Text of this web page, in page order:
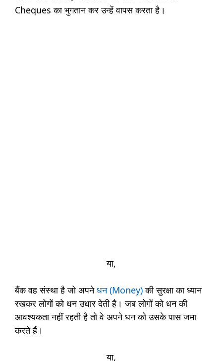
Cheques का भुगतान कर उन्हें वापस करता है।
या,
बैंक वह संस्था है जो अपनेधन (Money)की सुरक्षा का ध्यान
रखकर लोगों को धन उधार देती है। जब लोगों को धन की
आवश्यकता नहीं रहती है तो वे अपने धन को उसके पास जमा
करते हैं।
या,